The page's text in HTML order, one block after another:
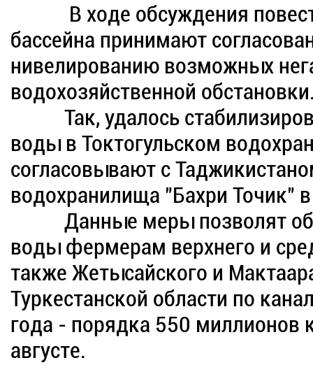
В ходе обсуждения
бассейна принимают
нивелированию возможных
водохозяйственной
Так, удалось
воды в Токтогульском
согласовывают с
водохранилища "Бахри Точик"
Данные меры позволят
воды фермерам верхнего и
также Жетысайского и
Туркестанской области по
года - порядка 550 миллионов
августе.